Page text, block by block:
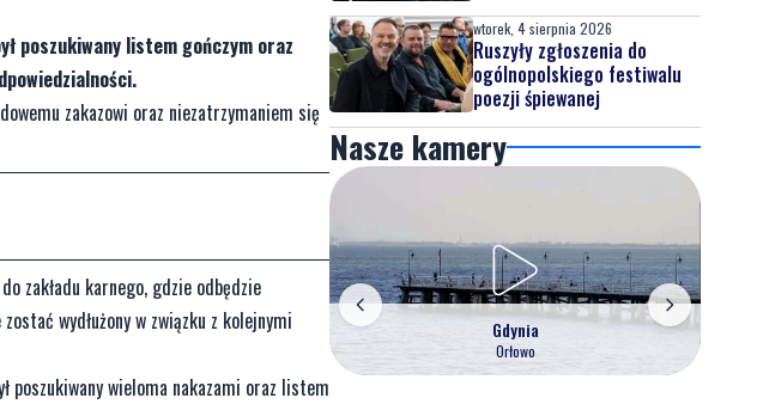
poszukiwany listem gończym oraz
zakazowi oraz niezatrzymaniem się
zakładu karnego, gdzie odbędzie
wydłużony w związku z kolejnymi
poszukiwany wieloma nakazami oraz listem
wtorek, 4 sierpnia 2026
Ruszyły zgłoszenia do
ogólnopolskiego festiwalu
poezji śpiewanej
Nasze kamery
Gdynia
Orłowo